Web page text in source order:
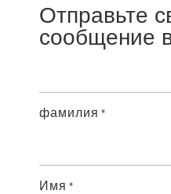
Отправьте
сообщение
фамилия *
Имя *